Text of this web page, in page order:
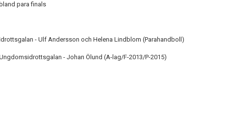
para finals
- Ulf Andersson och Helena Lindblom (Parahandboll)
- Johan Ölund (A-lag/F-2013/P-2015)